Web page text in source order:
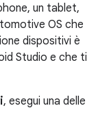
un tablet,
OS che
dispositivi è
Studio e che ti
, esegui una delle